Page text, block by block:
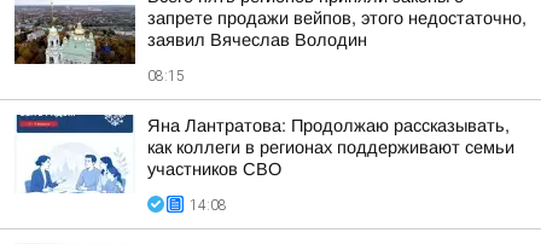
запрете продажи вейпов, этого недостаточно,
заявил Вячеслав Володин
08:15
Яна Лантратова: Продолжаю рассказывать,
как коллеги в регионах поддерживают семьи
участников СВО
14:08